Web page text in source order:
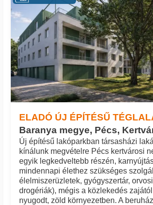
ELADÓ ÚJ ÉPÍTÉSŰ
Baranya megye, Pécs,
Új építésű lakóparkban társasházi
kínálunk megvételre Pécs kertvárosi
egyik legkedveltebb részén,
mindennapi élethez szükséges
élelmiszerüzletek, gyógyszertár,
drogériák), mégis a közlekedés
nyugodt, zöld környezetben. A